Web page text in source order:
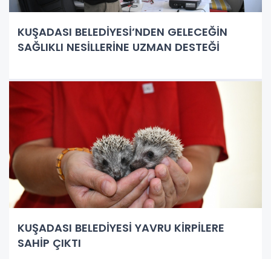
KUŞADASI BELEDİYESİ’NDEN GELECEĞİN
SAĞLIKLI NESİLLERİNE UZMAN DESTEĞİ
KUŞADASI BELEDİYESİ YAVRU KİRPİLERE
SAHİP ÇIKTI